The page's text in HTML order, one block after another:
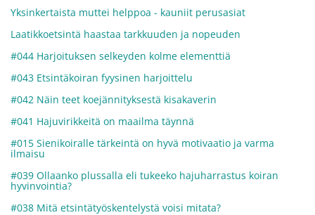
Yksinkertaista muttei helppoa - kauniit perusasiat
Laatikkoetsintä haastaa tarkkuuden ja nopeuden
#044 Harjoituksen selkeyden kolme elementtiä
#043 Etsintäkoiran fyysinen harjoittelu
#042 Näin teet koejännityksestä kisakaverin
#041 Hajuvirikkeitä on maailma täynnä
#015 Sienikoiralle tärkeintä on hyvä motivaatio ja varma
ilmaisu
#039 Ollaanko plussalla eli tukeeko hajuharrastus koiran
hyvinvointia?
#038 Mitä etsintätyöskentelystä voisi mitata?